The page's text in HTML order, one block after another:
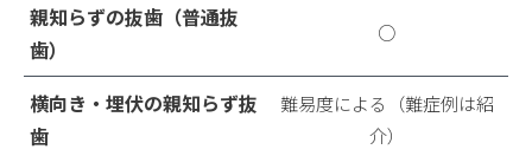
親知らずの抜歯（普通抜
歯）
○
横向き・埋伏の親知らず抜
歯
難易度による（難症例は紹
介）